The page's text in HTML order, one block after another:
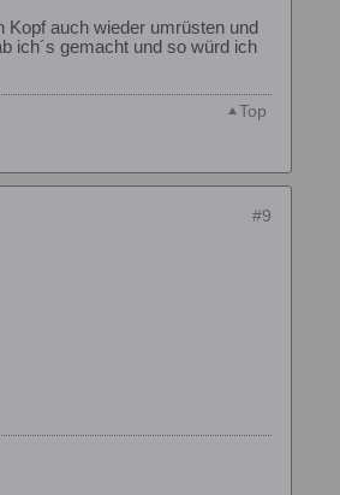
auch wieder umrüsten und
ich´s gemacht und so würd ich
Top
#9